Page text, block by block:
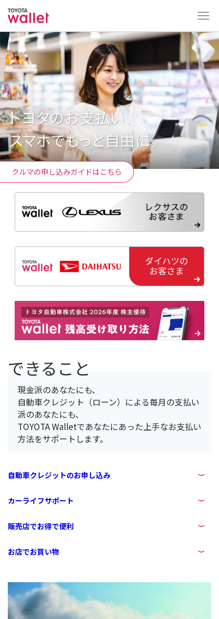
クルマの申し込みガイドはこちら
できること
現金派のあなたにも、
自動車クレジット（ローン）による毎月の支払い
派のあなたにも、
TOYOTA Walletであなたにあった上手なお支払い
方法をサポートします。
自動車クレジットのお申し込み
カーライフサポート
販売店でお得で便利
お店でお買い物